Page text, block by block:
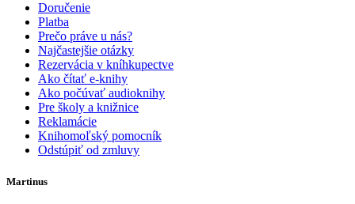
Doručenie
Platba
Prečo práve u nás?
Najčastejšie otázky
Rezervácia v kníhkupectve
Ako čítať e-knihy
Ako počúvať audioknihy
Pre školy a knižnice
Reklamácie
Knihomoľský pomocník
Odstúpiť od zmluvy
Martinus